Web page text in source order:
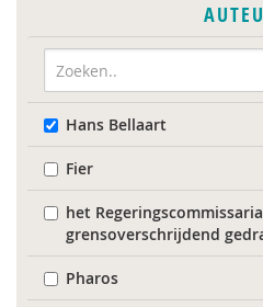
Hans Bellaart
Fier
het
grensoverschrijdend
Pharos